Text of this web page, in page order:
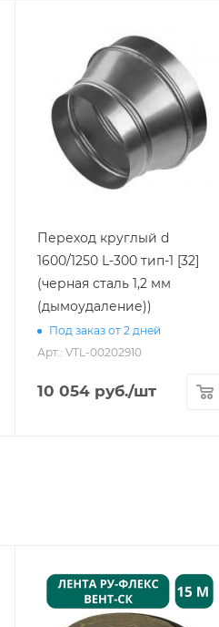
Переход круглый d
1600/1250 L-300 тип-1 [32]
(черная сталь 1,2 мм
(дымоудаление))
Под заказ от 2 дней
Арт.: VTL-00202910
10 054 руб./шт